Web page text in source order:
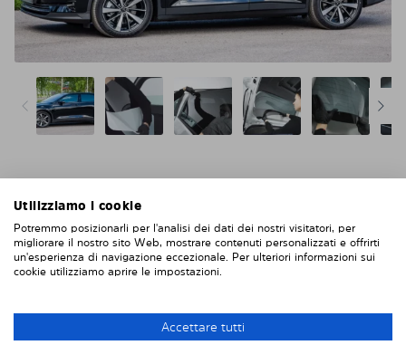
Niente acqua, niente colla, niente bolle, niente
Più facile e più intelligente della pellicola solare
Oltre 500.000 clienti soddisfatti in Europa
quando necessario
Utilizziamo i cookie
Potremmo posizionarli per l'analisi dei dati dei nostri visitatori, per
migliorare il nostro sito Web, mostrare contenuti personalizzati e offrirti
un'esperienza di navigazione eccezionale. Per ulteriori informazioni sui
cookie utilizziamo aprire le impostazioni.
Accettare tutti